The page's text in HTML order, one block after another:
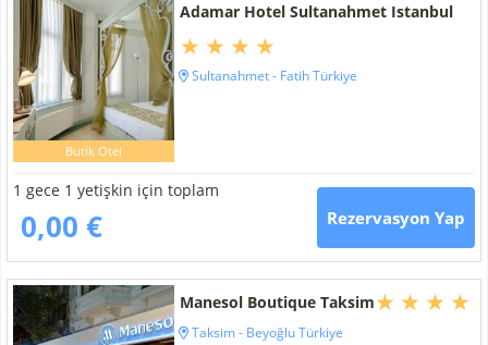
Butik Otel
Adamar Hotel Sultanahmet Istanbul
Sultanahmet - Fatih Türkiye
1 gece 1 yetişkin için toplam
0,00 € Rezervasyon Yap
Manesol Boutique Taksim
Taksim - Beyoğlu Türkiye